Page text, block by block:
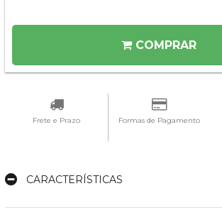
COMPRAR
Frete e Prazo Formas de Pagamento
CARACTERÍSTICAS